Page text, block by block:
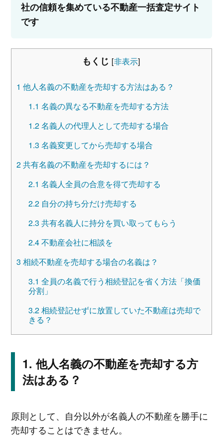
社の信頼を集めている不動産一括査定サイト
です
もくじ [非表示]
1 他人名義の不動産を売却する方法はある？
1.1 名義の異なる不動産を売却する方法
1.2名義人の代理人として売却する場合
1.3 名義変更してから売却する場合
2共有名義の不動産を売却するには？
2.1 名義人全員の合意を得て売却する
2.2自分の持ち分だけ売却する
2.3 共有名義人に持分を買い取ってもらう
2.4不動産会社に相談を
3 相続不動産を売却する場合の名義は？
3.1 全員の名義で行う相続登記を省く方法「換価
分割」
3.2相続登記せずに放置していた不動産は売却で
きる？
他人名義の不動産を売却する方
法はある？
原則として、自分以外が名義人の不動産を勝手に
売却することはできません。